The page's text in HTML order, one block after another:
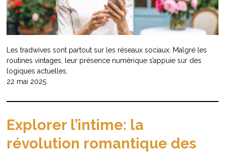
Les tradwives sont partout sur les réseaux sociaux. Malgré les
routines vintages, leur présence numérique s’appuie sur des
logiques actuelles.
22 mai 2025
Explorer l’intime: la
révolution romantique des